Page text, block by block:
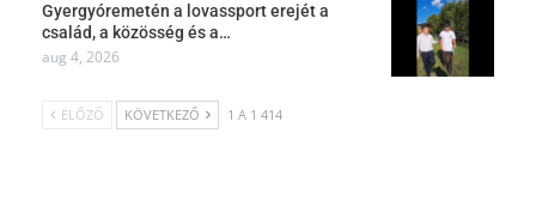
Gyergyóremetén a lovassport erejét a
család, a közösség és a…
aug 4, 2026
ELŐZŐ KÖVETKEZŐ 1 A 1 414